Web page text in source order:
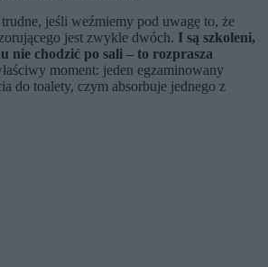
jeśli weźmiemy pod uwagę to, że
jest zwykle dwóch. I są szkoleni,
nie chodzić po sali – to rozprasza
moment: jeden egzaminowany
do toalety, czym absorbuje jednego z